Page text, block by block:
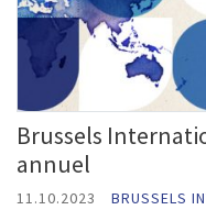
Brussels
annuel
11.10.2023 BRUSSELS